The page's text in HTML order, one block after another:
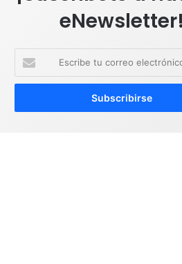
eNewsletter!
c
i